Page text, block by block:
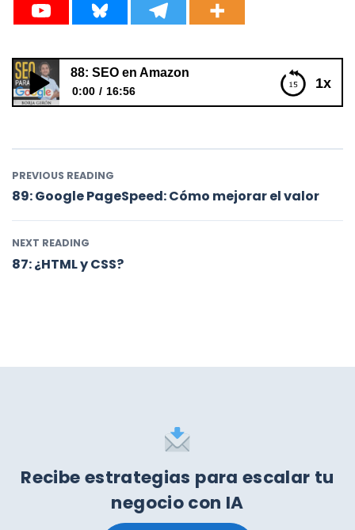
1x
88: SEO en Amazon
0:00 16:56
PREVIOUS READING
89: Google PageSpeed: Cómo mejorar el valor
NEXT READING
87: ¿HTML y CSS?
Recibe estrategias para escalar tu
negocio con IA